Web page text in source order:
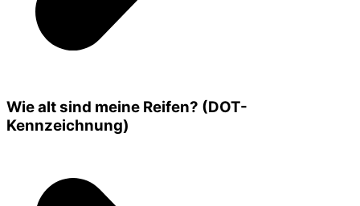
Wie alt sind meine Reifen? (DOT-
Kennzeichnung)